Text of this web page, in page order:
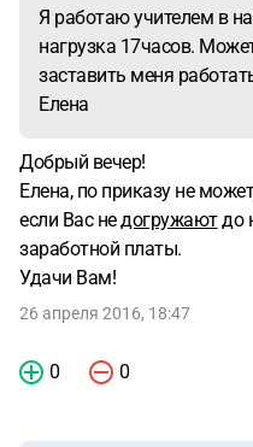
Я работаю учителем в
нагрузка 17часов.
заставить меня
Елена
Добрый вечер!
Елена, по приказу не
если Вас недогружаютдо
заработной платы.
Удачи Вам!
26 апреля 2016, 18:47
0 0